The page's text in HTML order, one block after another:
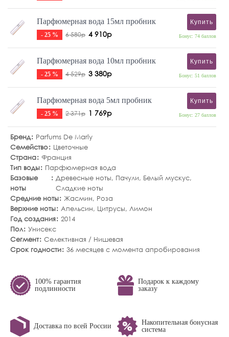
Парфюмерная вода 15мл пробник
- 25 % 6 580р 4 910р
Купить
Бонус: 74 баллов
Парфюмерная вода 10мл пробник
- 25 % 4 529р 3 380р
Купить
Бонус: 51 баллов
Парфюмерная вода 5мл пробник
- 25 % 2 371р 1 769р
Купить
Бонус: 27 баллов
Бренд
Parfums De Marly
Семейство
Цветочные
Страна Франция
Тип воды
Парфюмерная вода
Базовые
ноты
Древесные ноты, Пачули, Белый мускус,
Сладкие ноты
Средние ноты Жасмин, Роза
Верхние ноты Апельсин, Цитрусы, Лимон
Год создания 2014
Пол Унисекс
Сегмент Селективная / Нишевая
Срок годности 36 месяцев с момента апробирования
100% гарантия
подлинности
Подарок к каждому
заказу
Доставка по всей России
Накопительная бонусная
система